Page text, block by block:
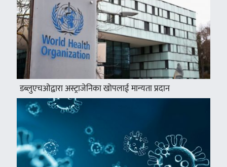
डब्लुएचओद्वारा अस्ट्राजेनिका खोपलाई मान्यता प्रदान